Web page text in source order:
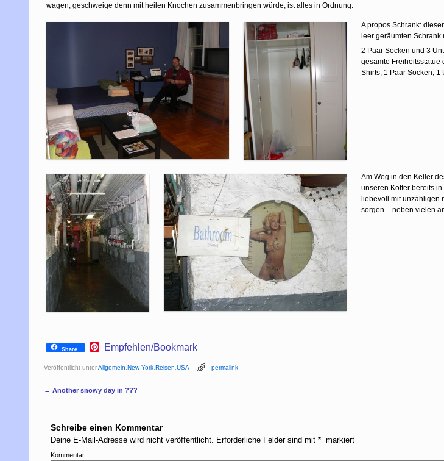
wagen, geschweige denn mit heilen Knochen zusammenbringen würde, ist alles in Ordnung.
A propos Schrank:
leer geräumten
2 Paar Socken und 3
gesamte Freiheitsstatue
Shirts, 1 Paar Socken, 1
Am Weg in den Keller
unseren Koffer bereits
liebevoll mit unzähligen
sorgen – neben vielen
Share
P
n
r
e
s
t
Empfehlen/Bookmark
Veröffentlicht unterAllgemein New York Reisen USA permalink
Artikelnavigation
← Another snowy day in ???
Schreibe einen Kommentar
Deine E-Mail-Adresse wird nicht veröffentlicht. Erforderliche Felder sind mit * markiert
Kommentar